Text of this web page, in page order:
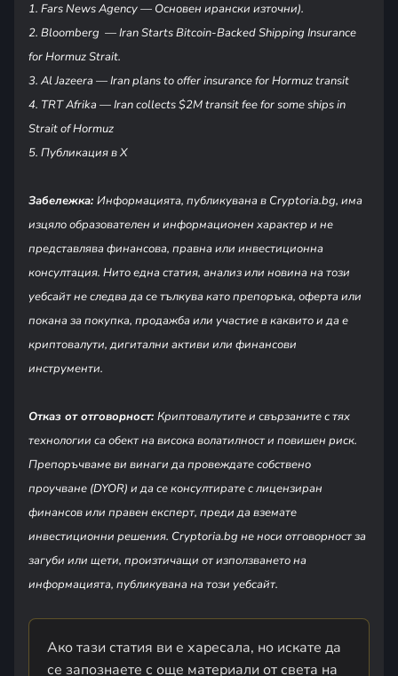
1. Fars News Agency — Основен ирански източни).
2. Bloomberg — Iran Starts Bitcoin-Backed Shipping Insurance
for Hormuz Strait.
3. Al Jazeera — Iran plans to offer insurance for Hormuz transit
4. TRT Afrika — Iran collects $2M transit fee for some ships in
Strait of Hormuz
5. Публикация в Х
Забележка: Информацията, публикувана в Cryptoria.bg, има
изцяло образователен и информационен характер и не
представлява финансова, правна или инвестиционна
консултация. Нито една статия, анализ или новина на този
уебсайт не следва да се тълкува като препоръка, оферта или
покана за покупка, продажба или участие в каквито и да е
криптовалути, дигитални активи или финансови
инструменти.
Отказ от отговорност: Криптовалутите и свързаните с тях
технологии са обект на висока волатилност и повишен риск.
Препоръчваме ви винаги да провеждате собствено
проучване (DYOR) и да се консултирате с лицензиран
финансов или правен експерт, преди да вземате
инвестиционни решения. Cryptoria.bg не носи отговорност за
загуби или щети, произтичащи от използването на
информацията, публикувана на този уебсайт.
Ако тази статия ви е харесала, но искате да
се запознаете с още материали от света на